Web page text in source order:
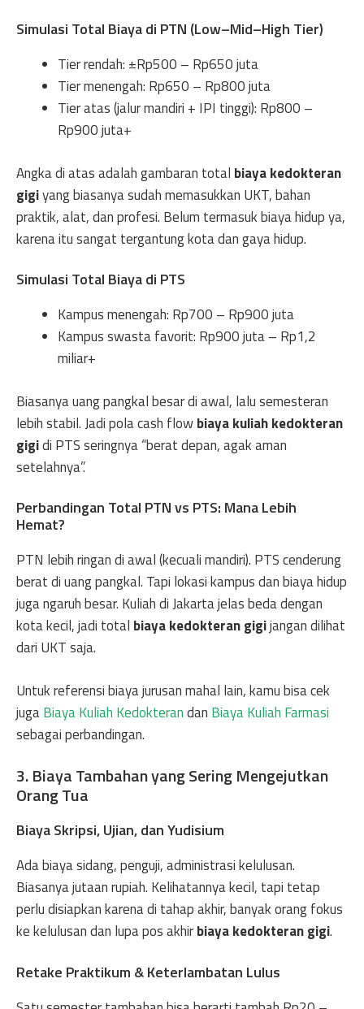
Simulasi Total Biaya di PTN (Low–Mid–High Tier)
Tier rendah: ±Rp500 – Rp650 juta
Tier menengah: Rp650 – Rp800 juta
Tier atas (jalur mandiri + IPI tinggi): Rp800 –
Rp900 juta+
Angka di atas adalah gambaran total biaya kedokteran
gigiyang biasanya sudah memasukkan UKT, bahan
praktik, alat, dan profesi. Belum termasuk biaya hidup ya,
karena itu sangat tergantung kota dan gaya hidup.
Simulasi Total Biaya di PTS
Kampus menengah: Rp700 – Rp900 juta
Kampus swasta favorit: Rp900 juta – Rp1,2
miliar+
Biasanya uang pangkal besar di awal, lalu semesteran
lebih stabil. Jadi pola cash flowbiaya kuliah kedokteran
gigidi PTS seringnya “berat depan, agak aman
setelahnya”.
Perbandingan Total PTN vs PTS: Mana Lebih
Hemat?
PTN lebih ringan di awal (kecuali mandiri). PTS cenderung
berat di uang pangkal. Tapi lokasi kampus dan biaya hidup
juga ngaruh besar. Kuliah di Jakarta jelas beda dengan
kota kecil, jadi total biaya kedokteran gigijangan dilihat
dari UKT saja.
Untuk referensi biaya jurusan mahal lain, kamu bisa cek
jugaBiaya Kuliah Kedokterandan Biaya Kuliah Farmasi
sebagai perbandingan.
3. Biaya Tambahan yang Sering Mengejutkan
Orang Tua
Biaya Skripsi, Ujian, dan Yudisium
Ada biaya sidang, penguji, administrasi kelulusan.
Biasanya jutaan rupiah. Kelihatannya kecil, tapi tetap
perlu disiapkan karena di tahap akhir, banyak orang fokus
ke kelulusan dan lupa pos akhirbiaya kedokteran gigi.
Retake Praktikum & Keterlambatan Lulus